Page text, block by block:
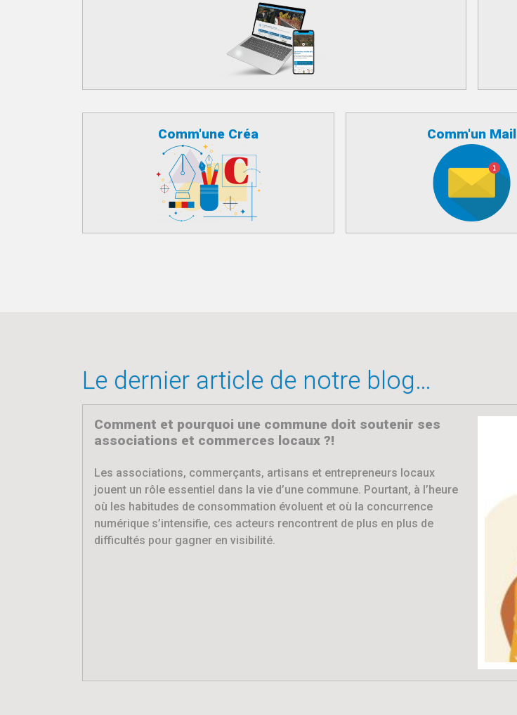
Comm'une Créa Comm'un Mail
Le dernier article de notre blog…
Comment et pourquoi une commune doit soutenir ses
associations et commerces locaux ?!
Les associations, commerçants, artisans et entrepreneurs locaux
jouent un rôle essentiel dans la vie d’une commune. Pourtant, à l’heure
où les habitudes de consommation évoluent et où la concurrence
numérique s’intensifie, ces acteurs rencontrent de plus en plus de
difficultés pour gagner en visibilité.